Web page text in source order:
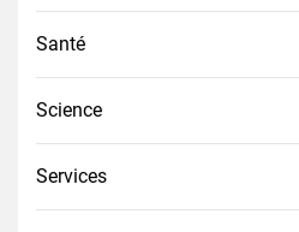
Santé
Science
Services